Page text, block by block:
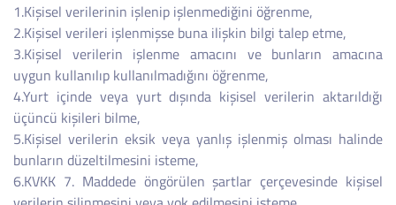
1.Kişisel verilerinin işlenip işlenmediğini öğrenme,
2.Kişisel verileri işlenmişse buna ilişkin bilgi talep etme,
3.Kişisel verilerin işlenme amacını ve bunların amacına
uygun kullanılıp kullanılmadığını öğrenme,
4.Yurt içinde veya yurt dışında kişisel verilerin aktarıldığı
üçüncü kişileri bilme,
5.Kişisel verilerin eksik veya yanlış işlenmiş olması halinde
bunların düzeltilmesini isteme,
6.KVKK 7. Maddede öngörülen şartlar çerçevesinde kişisel